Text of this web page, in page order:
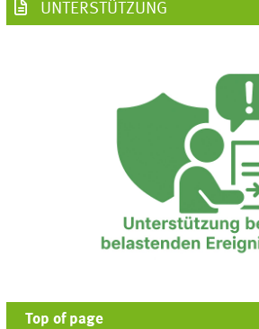
UNTERSTÜTZUNG
Top of page